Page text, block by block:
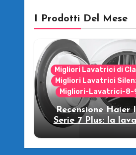
I Prodotti Del Mese
Migliori Lavatrici di
Migliori Lavatrici
Migliori-Lavatrici-8-
Recensione Haier
Serie 7 Plus: la
che strizza
futuro!